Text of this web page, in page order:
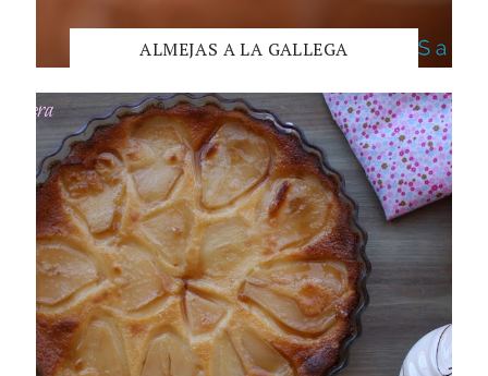
ALMEJAS A LA GALLEGA